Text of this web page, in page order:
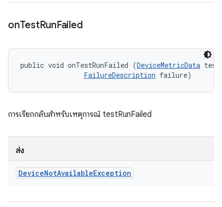
onTestRunFailed
public void onTestRunFailed (DeviceMetricData
FailureDescription failure)
การเรียกกลับสำหรับเหตุการณ์ testRunFailed
ส่ง
DeviceNotAvailableException